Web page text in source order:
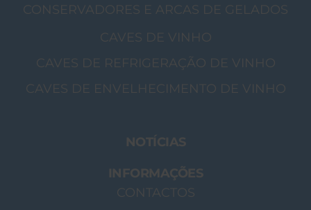
CONSERVADORES E ARCAS DE GELADOS
CAVES DE VINHO
CAVES DE REFRIGERAÇÃO DE VINHO
CAVES DE ENVELHECIMENTO DE VINHO
NOTÍCIAS
INFORMAÇÕES
CONTACTOS